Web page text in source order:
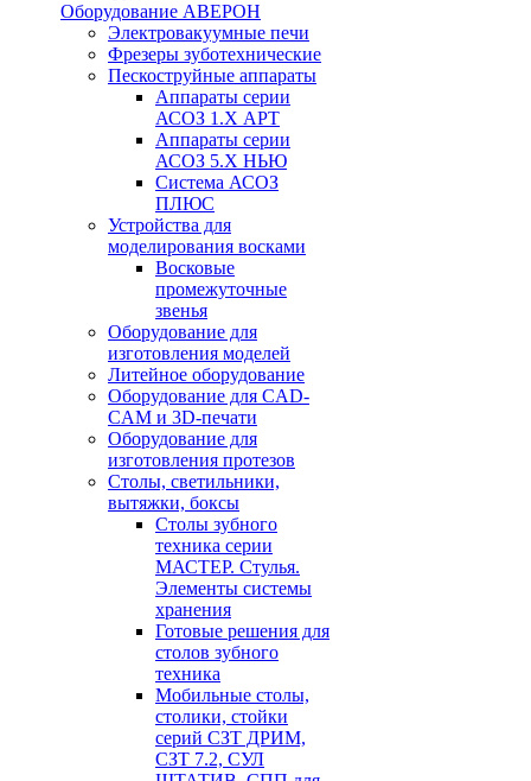
Оборудование АВЕРОН
Электровакуумные печи
Фрезеры зуботехнические
Пескоструйные аппараты
Аппараты серии
АСОЗ 1.Х АРТ
Аппараты серии
АСОЗ 5.Х НЬЮ
Система АСОЗ
ПЛЮС
Устройства для
моделирования восками
Восковые
промежуточные
звенья
Оборудование для
изготовления моделей
Литейное оборудование
Оборудование для CAD-
CAM и 3D-печати
Оборудование для
изготовления протезов
Cтолы, светильники,
вытяжки, боксы
Столы зубного
техника серии
МАСТЕР. Стулья.
Элементы системы
хранения
Готовые решения для
столов зубного
техника
Мобильные столы,
столики, стойки
серий СЗТ ДРИМ,
СЗТ 7.2, СУЛ